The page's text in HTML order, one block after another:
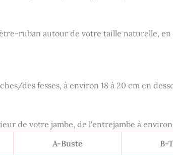
ruban autour de votre taille naturelle,
des fesses, à environ 18 à 20 cm en
de votre jambe, de l'entrejambe à
A-Buste B-